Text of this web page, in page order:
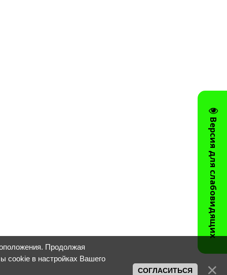
Версия для слабовидящих
Продолжая
cookie в настройках Вашего
СОГЛАСИТЬСЯ